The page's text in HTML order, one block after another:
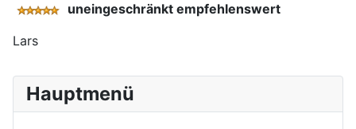
Hauptmenü
uneingeschränkt empfehlenswert
Lars